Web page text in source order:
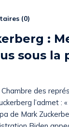
(0)
:
sous la
des
l’admet :
de Mark